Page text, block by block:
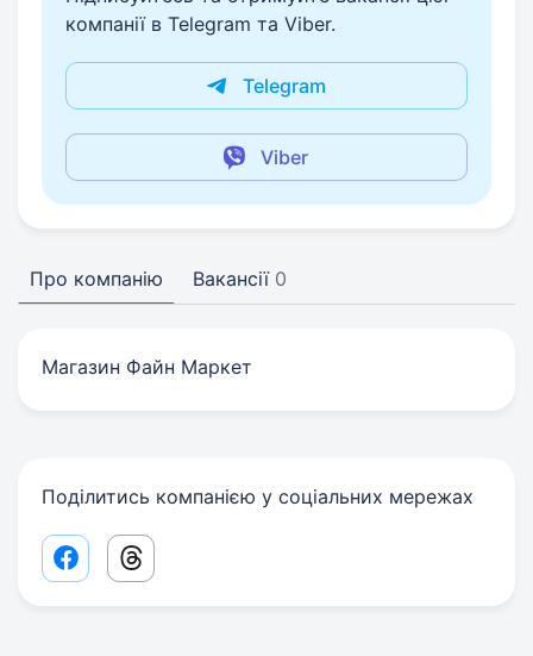
компанії в Telegram та Viber.
Telegram
Viber
Про компанію Вакансії 0
Магазин Файн Маркет
Поділитись компанією у соціальних мережах
Facebook share link
Threads share link